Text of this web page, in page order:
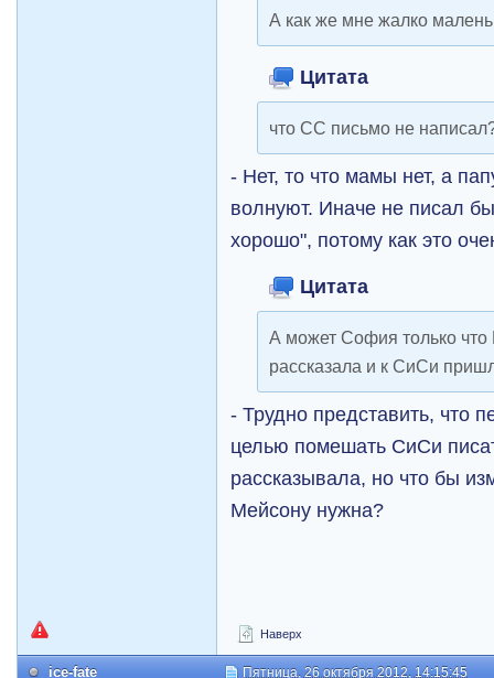
А как же мне жалко
Цитата
что СС письмо не
- Нет, то что мамы нет, а
волнуют. Иначе не писал
хорошо", потому как это
Цитата
А может София только что
рассказала и к СиСи
- Трудно представить, что
целью помешать СиСи
рассказывала, но что бы
Мейсону нужна?
Наверх
ice-fate Пятница, 26 октября 2012, 14:15:45